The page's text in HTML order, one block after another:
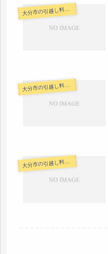
大分市の引越し料金・代金相場・見積り情報
大分市の引越し料金・代金相場・見積り情報
大分市の引越し料金・代金相場・見積り情報